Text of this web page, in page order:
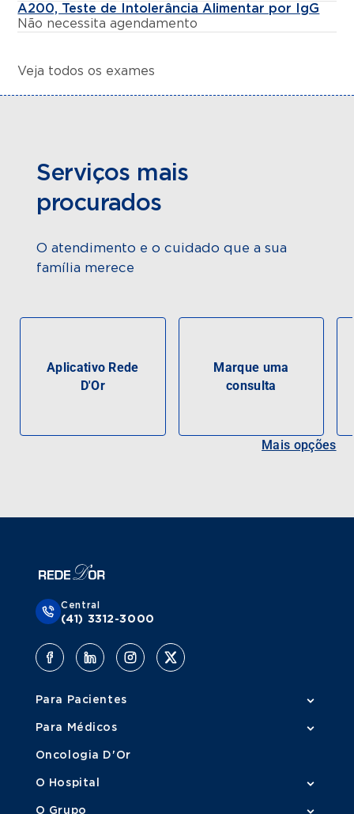
A200, Teste de Intolerância Alimentar por IgG
Não necessita agendamento
Veja todos os exames
Serviços mais
procurados
O atendimento e o cuidado que a sua
família merece
Aplicativo Rede
D'Or
Marque uma
consulta
Mais opções
Central
(41) 3312-3000
Para Pacientes
Para Médicos
Oncologia D'Or
O Hospital
O Grupo